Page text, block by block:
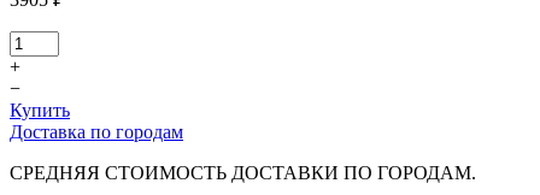
+
−
Купить
Доставка по городам
СРЕДНЯЯ СТОИМОСТЬ ДОСТАВКИ ПО ГОРОДАМ.